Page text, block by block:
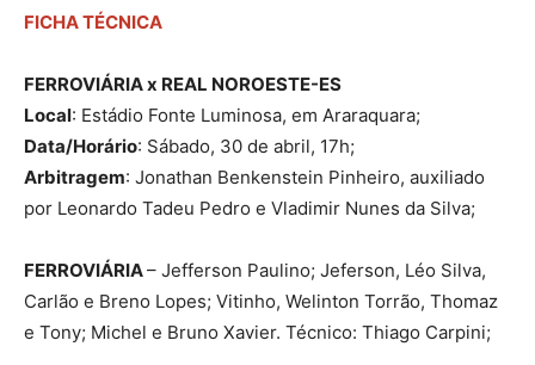
FICHA TÉCNICA
FERROVIÁRIA x REAL NOROESTE-ES
Local: Estádio Fonte Luminosa, em Araraquara;
Data/Horário: Sábado, 30 de abril, 17h;
Arbitragem: Jonathan Benkenstein Pinheiro, auxiliado
por Leonardo Tadeu Pedro e Vladimir Nunes da Silva;
FERROVIÁRIA– Jefferson Paulino; Jeferson, Léo Silva,
Carlão e Breno Lopes; Vitinho, Welinton Torrão, Thomaz
e Tony; Michel e Bruno Xavier. Técnico: Thiago Carpini;